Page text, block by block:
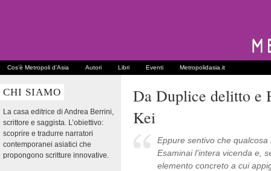
Cos’è Metropoli d’Asia Autori Libri Eventi Metropolidasia.it
CHI SIAMO
La casa editrice di Andrea Berrini,
scrittore e saggista. L’obiettivo:
scoprire e tradurre narratori
contemporanei asiatici che
propongono scritture innovative.
Da Duplice delitto e
Kei
Eppure sentivo che
Esaminai l’intera vicenda e,
elemento concreto a cui